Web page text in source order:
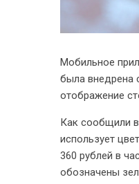
Мобильное
была внедрена
отображение
Как сообщили
использует
360 рублей в
обозначены